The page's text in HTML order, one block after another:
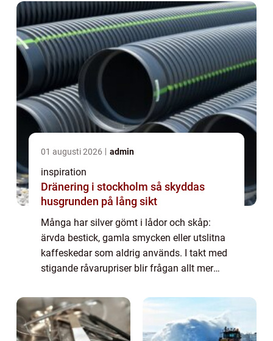
01 augusti 2026 admin
inspiration
Dränering i stockholm så skyddas
husgrunden på lång sikt
Många har silver gömt i lådor och skåp:
ärvda bestick, gamla smycken eller utslitna
kaffeskedar som aldrig används. I takt med
stigande råvarupriser blir frågan allt mer